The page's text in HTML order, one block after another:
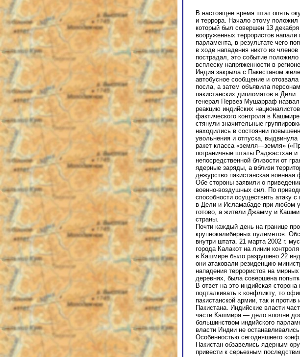
В настоящее время штат опять
и террора. Начало этому положил
который был совершен 13
вооруженных террористов напали
парламента, в результате чего
в ходе нападения никто из членов
пострадал, это событие
всплеску напряженности в
Индия закрыла с Пакистаном
автобусное сообщение и
посла, а затем объявила
пакистанских дипломатов в Дели.
генерал Первез Мушарраф
реакцию индийских
фактического контроля в
стянули значительные
находились в состоянии
увольнения и отпуска, выдвинула
ракет класса «земля—земля»
пограничные штаты Раджастхан
непосредственной близости от
ядерные заряды, а вблизи
дежурство пакистанская военная
Обе стороны заявили о
военно-воздушных сил. По
способности осуществить атаку
в Дели и Исламабаде при любом
готово, а жители Джамму и
страны.
Почти каждый день на границе
крупнокалиберных пулеметов.
внутри штата. 21 марта 2002 г.
города Калакот на линии
в Кашмире было разрушено 22
они атаковали резиденцию
нападения террористов на
деревнях, была совершена
В ответ на это индийская
подталкивать к конфликту, то
пакистанской армии, так и
Пакистана. Индийские власти
части Кашмира — дело вполне
большинством индийского
власти Индии не
Особенностью сегодняшнего
Пакистан обзавелись ядерным
привести к серьезным